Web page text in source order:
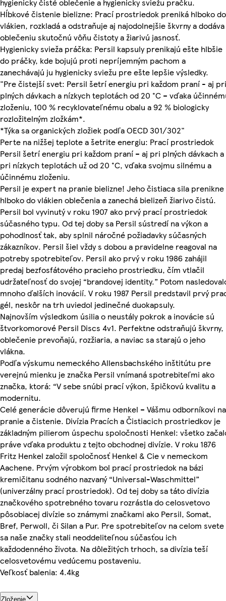
Hĺbkové čistenie bielizne: Prací prostriedok preniká hlboko do
vlákien, rozkladá a odstraňuje aj najodolnejšie škvrny a dodáva
oblečeniu skutočnú vôňu čistoty a žiarivú jasnosť.
Hygienicky svieža práčka: Persil kapsuly prenikajú ešte hlbšie
do práčky, kde bojujú proti nepríjemným pachom a
zanechávajú ju hygienicky sviežu pre ešte lepšie výsledky.
"Pre čistejší svet: Persil šetrí energiu pri každom praní - aj pri
plných dávkach a nízkych teplotách od 20 °C – vďaka
zloženiu, 100 % recyklovateľnému obalu a 92 % biologicky
rozložitelným zložkám*.
*Týka sa organických zložiek podľa OECD 301/302"
Perte na nižšej teplote a šetrite energiu: Prací prostriedok
Persil šetrí energiu pri každom praní – aj pri plných dávkach a
pri nízkych teplotách už od 20 °C, vďaka svojmu silnému a
účinnému zloženiu.
Persil je expert na pranie bielizne! Jeho čistiaca sila prenikne
hlboko do vlákien oblečenia a zanechá bielizeň žiarivo čistú.
Persil bol vyvinutý v roku 1907 ako prvý prací prostriedok
súčasného typu. Od tej doby sa Persil sústredí na výkon a
pohodlnosť tak, aby splnil náročné požiadavky súčasných
zákazníkov. Persil šiel vždy s dobou a pravidelne reagoval na
potreby spotrebiteľov. Persil ako prvý v roku 1986 zahájil
predaj bezfosfátového pracieho prostriedku, čím vtlačil
udržateľnosť do svojej “brandovej identity.” Potom
mnoho ďalších inovácií. V roku 1987 Persil predstavil prvý
gél, neskôr na trh uviedol jedinečné duokapsuly.
Najnovším výsledkom úsilia o neustály pokrok a inovácie sú
štvorkomorové Persil Discs 4v1. Perfektne odstraňujú škvrny,
oblečenie prevoňajú, rozžiaria, a naviac sa starajú o jeho
vlákna.
Podľa výskumu nemeckého Allensbachského inštitútu pre
verejnú mienku je značka Persil vnímaná spotrebiteľmi ako
značka, ktorá: “V sebe snúbi prací výkon, špičkovú kvalitu a
modernitu.
Celé generácie dôverujú firme Henkel – Vášmu odborníkovi na
pranie a čistenie. Divízia Pracích a Čistiacich prostriedkov je
základným pilierom úspechu spoločnosti Henkel: všetko
práve vďaka produktu z tejto obchodnej divízie. V roku 1876
Fritz Henkel založil spoločnosť Henkel & Cie v nemeckom
Aachene. Prvým výrobkom bol prací prostriedok na bázi
kremičitanu sodného nazvaný “Universal-Waschmittel”
(univerzálny prací prostriedok). Od tej doby sa táto divízia
značkového spotrebného tovaru rozrástla do celosvetovo
pôsobiacej divízie so známymi značkami ako Persil, Somat,
Bref, Perwoll, či Silan a Pur. Pre spotrebiteľov na celom svete
sa naše značky stali neoddeliteľnou súčasťou ich
každodenného života. Na dôležitých trhoch, sa divízia teší
celosvetovému vedúcemu postaveniu.
Veľkosť balenia: 4.4kg
Zloženie